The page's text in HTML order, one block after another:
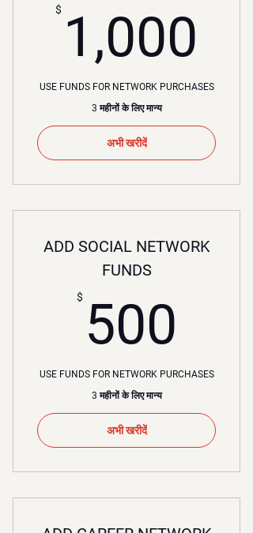
$ 1,000
USE FUNDS FOR NETWORK PURCHASES
3 महीनों के लिए मान्य
अभी खरीदें
ADD SOCIAL NETWORK
FUNDS
$ 500
USE FUNDS FOR NETWORK PURCHASES
3 महीनों के लिए मान्य
अभी खरीदें